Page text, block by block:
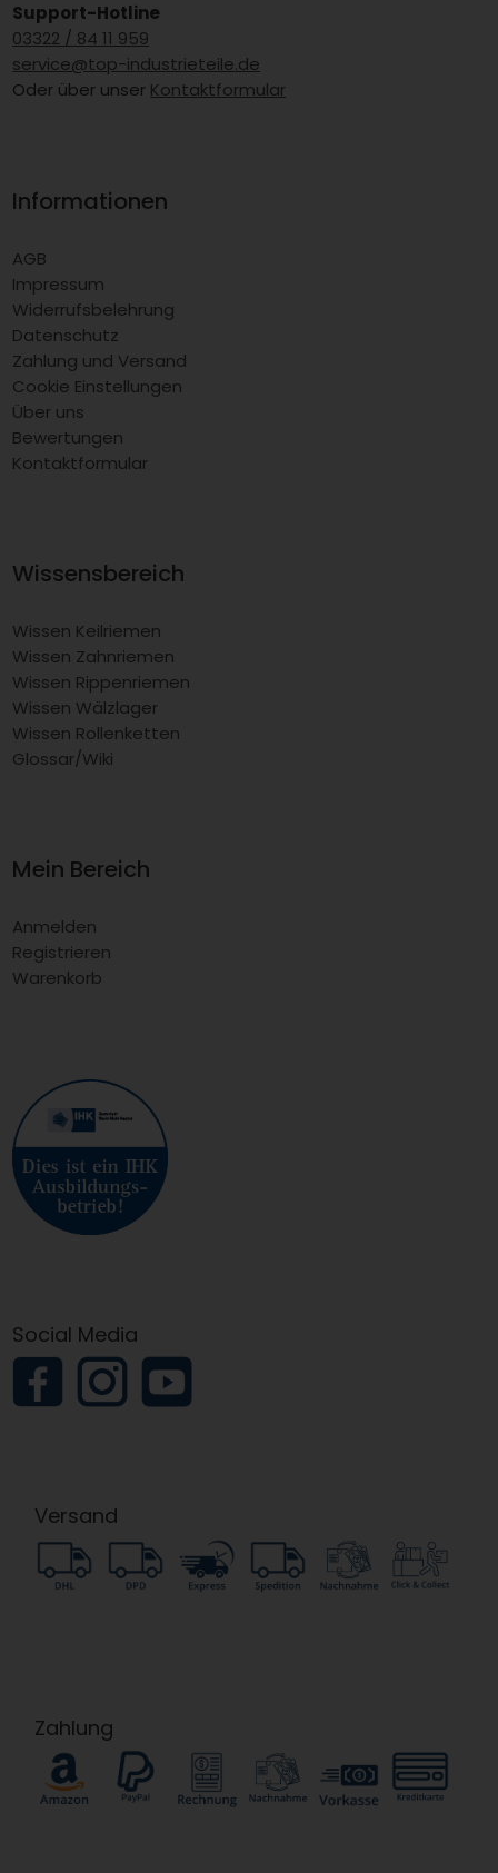
Support-Hotline
03322 / 84 11 959
service@top-industrieteile.de
Oder über unser Kontaktformular
Informationen
AGB
Impressum
Widerrufsbelehrung
Datenschutz
Zahlung und Versand
Cookie Einstellungen
Über uns
Bewertungen
Kontaktformular
Wissensbereich
Wissen Keilriemen
Wissen Zahnriemen
Wissen Rippenriemen
Wissen Wälzlager
Wissen Rollenketten
Glossar/Wiki
Mein Bereich
Anmelden
Registrieren
Warenkorb
Social Media
Versand
Zahlung